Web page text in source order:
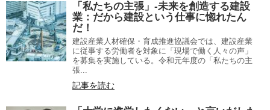
「私たちの主張」-未来を創造する建設
業：だから建設という仕事に惚れたん
だ！
建設産業人材確保・育成推進協議会では、建設産業
に従事する労働者を対象に「現場で働く人々の声」
を募集を実施している。令和元年度の「私たちの主
張...
記事を読む